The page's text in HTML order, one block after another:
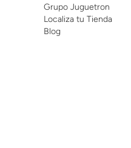
Grupo Juguetron
Localiza tu Tienda
Blog